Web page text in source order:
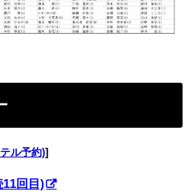
ル予約)]
11回目)